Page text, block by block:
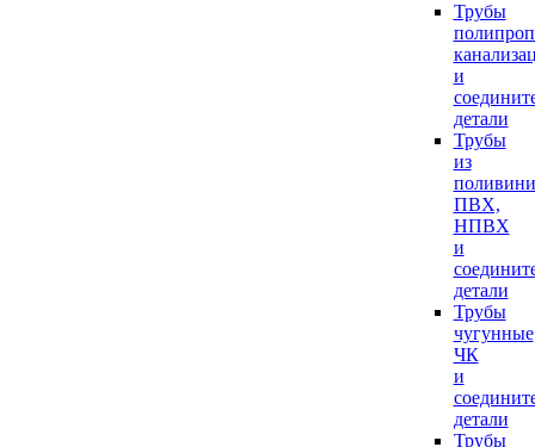
Трубы
и
детали
Трубы
из
ПВХ,
НПВХ
и
детали
Трубы
чугунные
ЧК
и
детали
Трубы